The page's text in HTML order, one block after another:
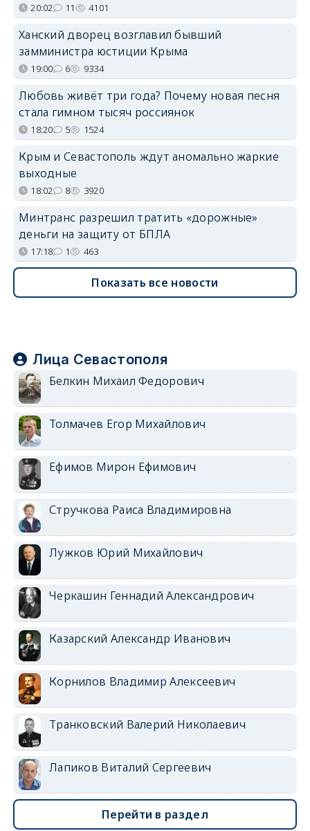
20:02 11 4101
Ханский дворец возглавил бывший
замминистра юстиции Крыма
19:00 6 9334
Любовь живёт три года? Почему новая песня
стала гимном тысяч россиянок
18:20 5 1524
Крым и Севастополь ждут аномально жаркие
выходные
18:02 8 3920
Минтранс разрешил тратить «дорожные»
деньги на защиту от БПЛА
17:18 1 463
Показать все новости
Лица Севастополя
Белкин Михаил Федорович
Толмачев Егор Михайлович
Ефимов Мирон Ефимович
Стручкова Раиса Владимировна
Лужков Юрий Михайлович
Черкашин Геннадий Александрович
Казарский Александр Иванович
Корнилов Владимир Алексеевич
Транковский Валерий Николаевич
Лапиков Виталий Сергеевич
Перейти в раздел